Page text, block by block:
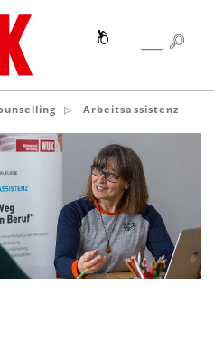
SEARCH
Arbeitsassistenz